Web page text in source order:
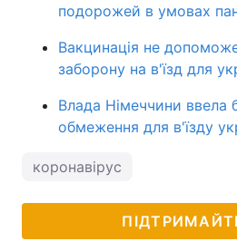
подорожей в умовах
Вакцинація не
заборону на в'їзд для
Влада Німеччини ввела
обмеження для в'їзду
коронавірус